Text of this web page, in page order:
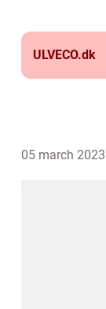
ULVECO.dk
05 march 2023